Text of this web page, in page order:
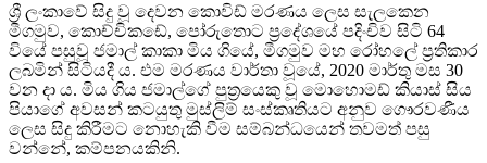
ශ්‍රී ලංකාවේ සිදු වූ දෙවන කොවිඩ් මරණය ලෙස සැලකෙන
මීගමුව, කොච්චිකඩේ, පෝරුතොට ප්‍රදේශයේ පදිංචිව සිටි 64
වියේ පසුවූ ජමාල් කාකා මිය ගියේ, මීගමුව මහ රෝහලේ ප්‍රතිකාර
ලබමින් සිටියදී ය. එම මරණය වාර්තා වූයේ, 2020 මාර්තු මස 30
වන දා ය. මිය ගිය ජමාල්ගේ පුත්‍රයෙකු වූ මොහොමඩ් කියාස් සිය
පියාගේ අවසන් කටයුතු මුස්ලිම් සංස්කෘතියට අනුව ගෞරවණීය
ලෙස සිදු කිරීමට නොහැකි වීම සම්බන්ධයෙන් තවමත් පසු
වන්නේ, කම්පනයකිනි.